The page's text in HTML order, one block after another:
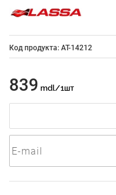
Код продукта: AT-14212
839 mdl/1шт